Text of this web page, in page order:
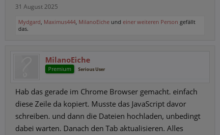
31 August 2025
Mydgard, Maximus444, MilanoEiche und einer weiteren Person gefällt
das.
MilanoEiche
Premium Serious User
Hab das gerade im Chrome Browser gemacht. einfach
diese Zeile da kopiert. Musste das JavaScript davor
schreiben. und dann die Dateien hochladen, unbedingt
dabei warten. Danach den Tab aktualisieren. Alles